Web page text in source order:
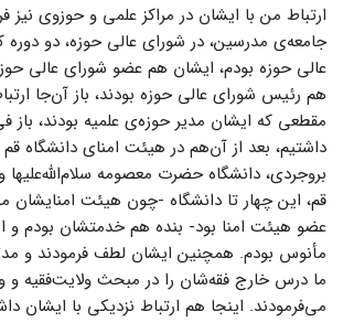
ارتباط من با ایشان در مراکز علمی و حوزوی نیز
جامعه‌ی مدرسین، در شورای عالی حوزه، دو
عالی حوزه بودم، ایشان هم عضو شورای عالی
هم رئیس شورای عالی حوزه بودند، باز آن‌جا
مقطعی که ایشان مدیر حوزه‌ی علمیه بودند، باز
داشتیم، بعد از آن‌هم در هیئت امنای دانشگاه قم
بروجردی، دانشگاه حضرت معصومه
قم، این چهار تا دانشگاه -چون هیئت امنایشان
عضو هیئت امنا بود- بنده هم خدمتشان بودم و
مأنوس بودم. همچنین ایشان لطف فرمودند و
ما درس خارج فقه‌شان را در مبحث ولایت‌فقیه و
می‌فرمودند. اینجا هم ارتباط نزدیکی با ایشان